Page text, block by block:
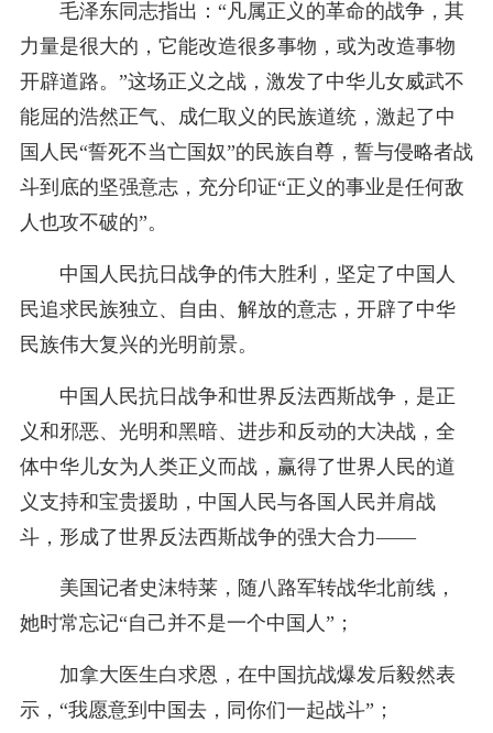
毛泽东同志指出：“凡属正义的革命的战争，其
力量是很大的，它能改造很多事物，或为改造事物
开辟道路。”这场正义之战，激发了中华儿女威武不
能屈的浩然正气、成仁取义的民族道统，激起了中
国人民“誓死不当亡国奴”的民族自尊，誓与侵略者战
斗到底的坚强意志，充分印证“正义的事业是任何敌
人也攻不破的”。
中国人民抗日战争的伟大胜利，坚定了中国人
民追求民族独立、自由、解放的意志，开辟了中华
民族伟大复兴的光明前景。
中国人民抗日战争和世界反法西斯战争，是正
义和邪恶、光明和黑暗、进步和反动的大决战，全
体中华儿女为人类正义而战，赢得了世界人民的道
义支持和宝贵援助，中国人民与各国人民并肩战
斗，形成了世界反法西斯战争的强大合力——
美国记者史沫特莱，随八路军转战华北前线，
她时常忘记“自己并不是一个中国人”；
加拿大医生白求恩，在中国抗战爆发后毅然表
示，“我愿意到中国去，同你们一起战斗”；